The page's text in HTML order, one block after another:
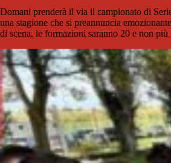
Domani prenderà il via il campionato di
una stagione che si preannuncia
di scena, le formazioni saranno 20 e non